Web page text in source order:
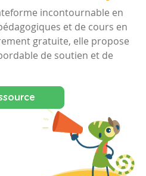
incontournable en
et de cours en
gratuite, elle propose
de soutien et de